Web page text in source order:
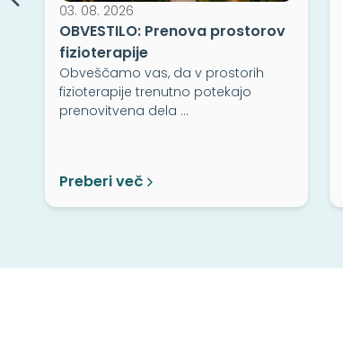
03. 08. 2026
OBVESTILO: Prenova prostorov
fizioterapije
Obveščamo vas, da v prostorih
fizioterapije trenutno potekajo
prenovitvena dela …
Preberi več